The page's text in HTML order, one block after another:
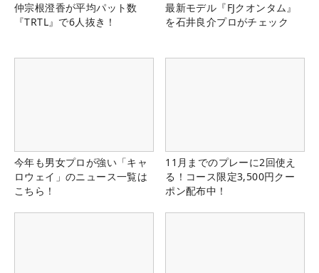
仲宗根澄香が平均パット数
『TRTL』で6人抜き！
最新モデル『FJクオンタム』
を石井良介プロがチェック
今年も男女プロが強い「キャ
ロウェイ」のニュース一覧は
こちら！
11月までのプレーに2回使え
る！コース限定3,500円クー
ポン配布中！